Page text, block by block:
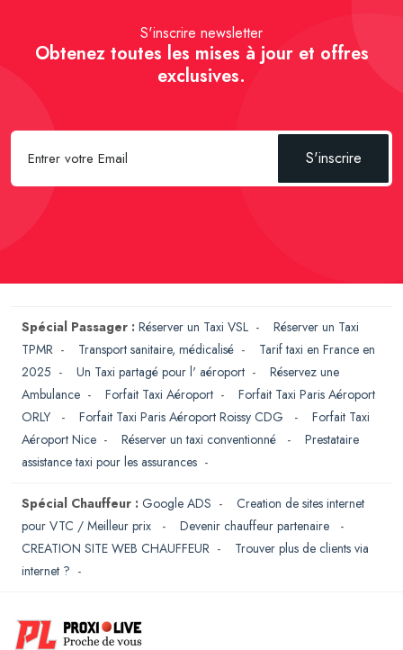
S'inscrire newsletter
Obtenez toutes les mises à jour et offres
exclusives.
S'inscrire
Spécial Passager : Réserver un Taxi VSL - Réserver un Taxi
TPMR - Transport sanitaire, médicalisé - Tarif taxi en France en
2025 - Un Taxi partagé pour l' aéroport - Réservez une
Ambulance - Forfait Taxi Aéroport - Forfait Taxi Paris Aéroport
ORLY
- Forfait Taxi Paris Aéroport Roissy CDG - Forfait Taxi
Aéroport Nice - Réserver un taxi conventionné - Prestataire
assistance taxi pour les assurances -
Spécial Chauffeur : Google ADS - Creation de sites internet
pour VTC / Meilleur prix
- Devenir chauffeur partenaire
-
CREATION SITE WEB CHAUFFEUR - Trouver plus de clients via
internet ? -